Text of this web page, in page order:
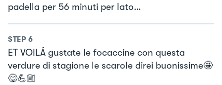
padella per 56 minuti per lato…
STEP 6
ET VOILÁ gustate le focaccine con questa
verdure di stagione le scarole direi buonissime🤩
😋💪🏼